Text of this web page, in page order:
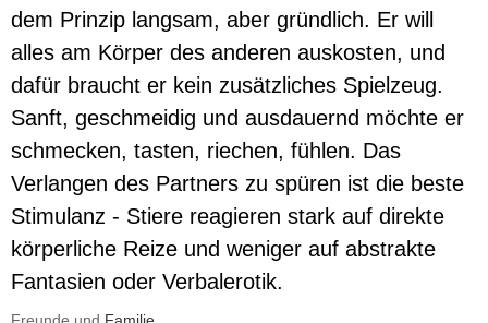
dem Prinzip langsam, aber gründlich. Er will
alles am Körper des anderen auskosten, und
dafür braucht er kein zusätzliches Spielzeug.
Sanft, geschmeidig und ausdauernd möchte er
schmecken, tasten, riechen, fühlen. Das
Verlangen des Partners zu spüren ist die beste
Stimulanz - Stiere reagieren stark auf direkte
körperliche Reize und weniger auf abstrakte
Fantasien oder Verbalerotik.